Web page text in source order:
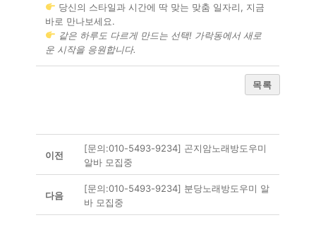
당신의 스타일과 시간에 딱 맞는 맞춤 일자리, 지금
바로 만나보세요.
같은 하루도 다르게 만드는 선택! 가락동에서 새로
운 시작을 응원합니다.
목록
이전
[문의:010-5493-9234] 곤지암노래방도우미
알바 모집중
다음
[문의:010-5493-9234] 분당노래방도우미 알
바 모집중